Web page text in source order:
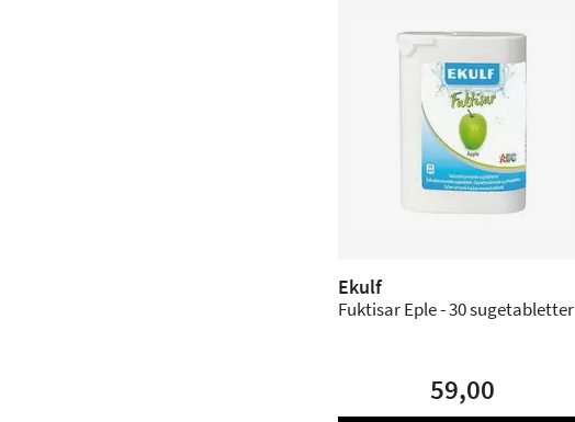
Ekulf
Fuktisar Eple - 30 sugetabletter
59,00